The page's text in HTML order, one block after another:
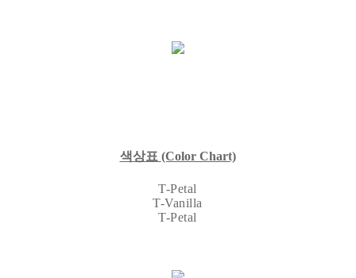
색상표 (Color Chart)
T-Petal
T-Vanilla
T-Petal